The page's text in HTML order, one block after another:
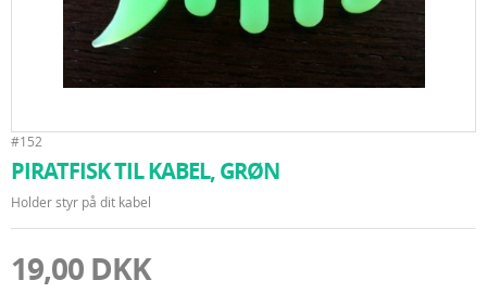
#152
PIRATFISK TIL KABEL, GRØN
Holder styr på dit kabel
19,00 DKK